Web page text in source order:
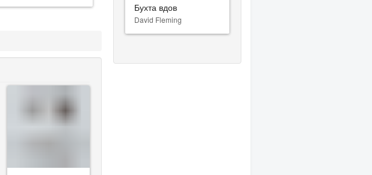
Бухта вдов
David Fleming